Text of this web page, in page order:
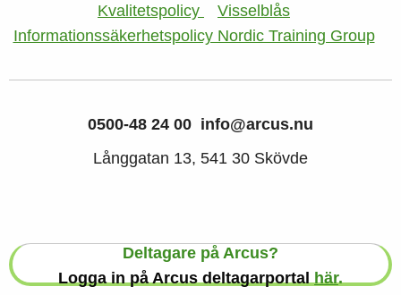
Kvalitetspolicy
Visselblås
Informationssäkerhetspolicy Nordic Training Group
0500-48 24 00 info@arcus.nu
Långgatan 13, 541 30 Skövde
Deltagare på Arcus?
Logga in på Arcus deltagarportal här.